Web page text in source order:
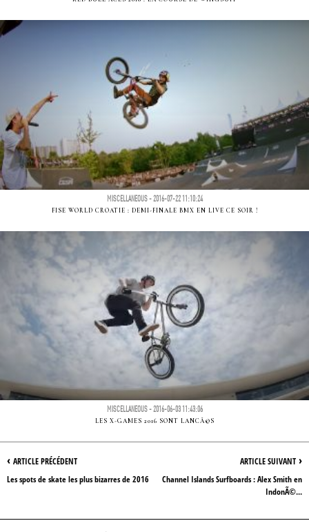
MISCELLANEOUS - 2016-07-22 11:10:24
FISE WORLD CROATIE : DEMI-FINALE BMX EN LIVE CE SOIR !
MISCELLANEOUS - 2016-06-03 11:43:06
LES X-GAMES 2016 SONT LANCÃ©S
ARTICLE SUIVANT ›
Channel Islands Surfboards : Alex Smith en
IndonÃ©...
‹ ARTICLE PRÉCÉDENT
Les spots de skate les plus bizarres de 2016